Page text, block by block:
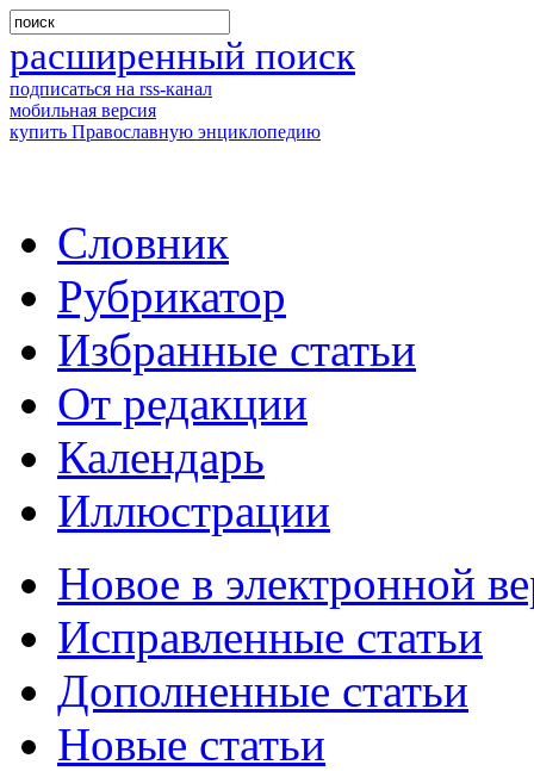
расширенный поиск
подписаться на rss-канал
мобильная версия
купить Православную энциклопедию
Словник
Рубрикатор
Избранные статьи
От редакции
Календарь
Иллюстрации
Новое в электронной
Исправленные статьи
Дополненные статьи
Новые статьи